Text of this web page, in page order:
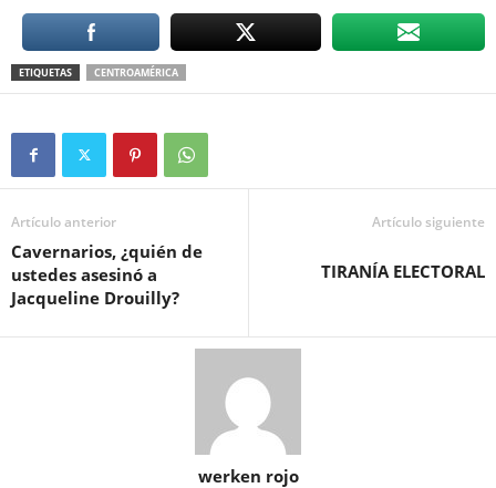
ETIQUETAS CENTROAMÉRICA
Artículo anterior
Cavernarios, ¿quién de
ustedes asesinó a
Jacqueline Drouilly?
Artículo siguiente
TIRANÍA ELECTORAL
werken rojo